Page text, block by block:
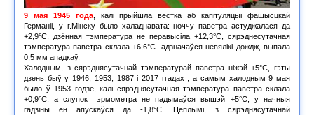
9 мая 1945 года, калі прыйшла вестка аб капітуляцыі фашысцкай
Германіі, у г.Мінску было халаднавата: ноччу паветра астуджалася да
+2,9°С, дзённая тэмпература не перавысіла +12,3°С, сярэднесутачная
тэмпература паветра склала +6,6°С. адзначаўся невялікі дождж, выпала
0,5 мм ападкаў.
Халодным, з сярэднясутачнай тэмпературай паветра ніжэй +5°С, гэты
дзень быў у 1946, 1953, 1987 і 2017 ггадах , а самым халодным 9 мая
было ў 1953 годзе, калі сярэднясутачная тэмпература паветра склала
+0,9°С, а слупок тэрмометра не падымаўся вышэй +5°С, у начныя
гадзіны ён апускаўся да -1,8°С. Цёплымі, з сярэднясутачнай